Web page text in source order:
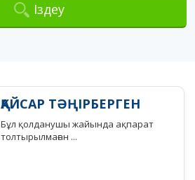
Іздеу
ҚАЙСАР ТӘҢІРБЕРГЕН
Бұл қолданушы жайында ақпарат
толтырылмаған ...